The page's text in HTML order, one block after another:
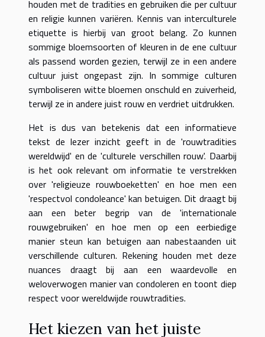
houden met de tradities en gebruiken die per cultuur
en religie kunnen variëren. Kennis van interculturele
etiquette is hierbij van groot belang. Zo kunnen
sommige bloemsoorten of kleuren in de ene cultuur
als passend worden gezien, terwijl ze in een andere
cultuur juist ongepast zijn. In sommige culturen
symboliseren witte bloemen onschuld en zuiverheid,
terwijl ze in andere juist rouw en verdriet uitdrukken.
Het is dus van betekenis dat een informatieve
tekst de lezer inzicht geeft in de 'rouwtradities
wereldwijd' en de 'culturele verschillen rouw'. Daarbij
is het ook relevant om informatie te verstrekken
over 'religieuze rouwboeketten' en hoe men een
'respectvol condoleance' kan betuigen. Dit draagt bij
aan een beter begrip van de 'internationale
rouwgebruiken' en hoe men op een eerbiedige
manier steun kan betuigen aan nabestaanden uit
verschillende culturen. Rekening houden met deze
nuances draagt bij aan een waardevolle en
weloverwogen manier van condoleren en toont diep
respect voor wereldwijde rouwtradities.
Het kiezen van het juiste